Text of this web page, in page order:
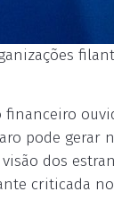
financeiro
pode gerar
dos
criticada